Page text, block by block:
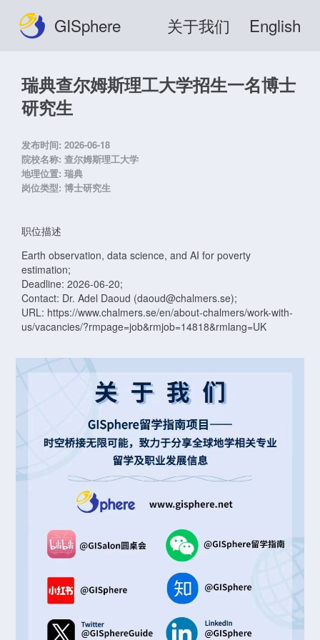
GISphere 关于我们 English
瑞典查尔姆斯理工大学招生一名博士
研究生
发布时间: 2026-06-18
院校名称: 查尔姆斯理工大学
地理位置: 瑞典
岗位类型: 博士研究生
职位描述
Earth observation, data science, and AI for poverty
estimation;
Deadline: 2026-06-20;
Contact: Dr. Adel Daoud (daoud@chalmers.se);
URL: https://www.chalmers.se/en/about-chalmers/work-with-
us/vacancies/?rmpage=job&rmjob=14818&rmlang=UK